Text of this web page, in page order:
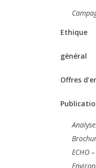
Ethique
général
Offres
ECHO